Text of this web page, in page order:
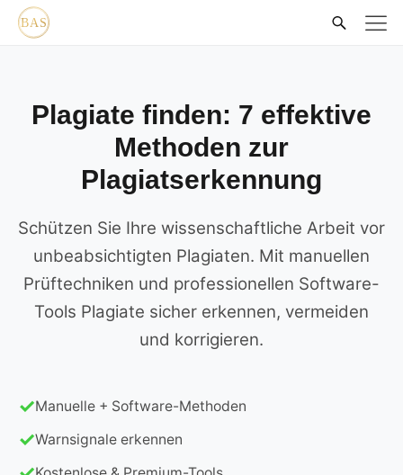
Plagiate finden: 7 effektive
Methoden zur
Plagiatserkennung
Schützen Sie Ihre wissenschaftliche Arbeit vor
unbeabsichtigten Plagiaten. Mit manuellen
Prüftechniken und professionellen Software-
Tools Plagiate sicher erkennen, vermeiden
und korrigieren.
Manuelle + Software-Methoden
Warnsignale erkennen